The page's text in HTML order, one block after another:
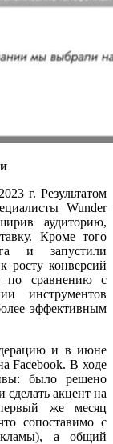
г. Результатом
Wunder
аудиторию,
Кроме того
и запустили
росту конверсий
сравнению с
инструментов
эффективным
и в июне
Facebook. В ходе
было решено
сделать акцент на
же месяц
сопоставимо с
а общий